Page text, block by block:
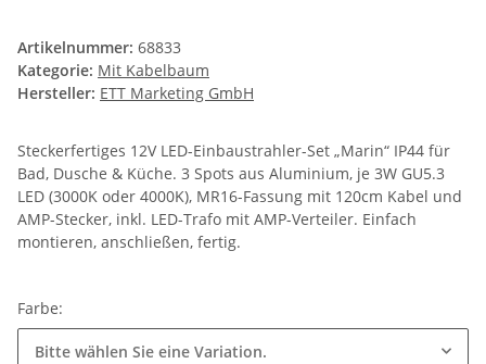
Artikelnummer: 68833
Kategorie: Mit Kabelbaum
Hersteller: ETT Marketing GmbH
Steckerfertiges 12V LED-Einbaustrahler-Set „Marin“ IP44 für
Bad, Dusche & Küche. 3 Spots aus Aluminium, je 3W GU5.3
LED (3000K oder 4000K), MR16-Fassung mit 120cm Kabel und
AMP-Stecker, inkl. LED-Trafo mit AMP-Verteiler. Einfach
montieren, anschließen, fertig.
Farbe:
Bitte wählen Sie eine Variation.